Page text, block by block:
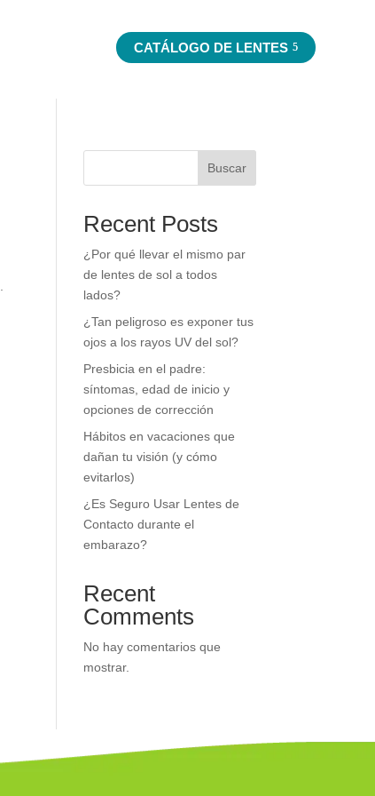
CATÁLOGO DE LENTES
Buscar
Recent Posts
¿Por qué llevar el mismo par
de lentes de sol a todos
lados?
¿Tan peligroso es exponer tus
ojos a los rayos UV del sol?
Presbicia en el padre:
síntomas, edad de inicio y
opciones de corrección
Hábitos en vacaciones que
dañan tu visión (y cómo
evitarlos)
¿Es Seguro Usar Lentes de
Contacto durante el
embarazo?
Recent
Comments
No hay comentarios que
mostrar.